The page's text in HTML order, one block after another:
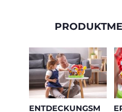
ENTDECKUNGSM